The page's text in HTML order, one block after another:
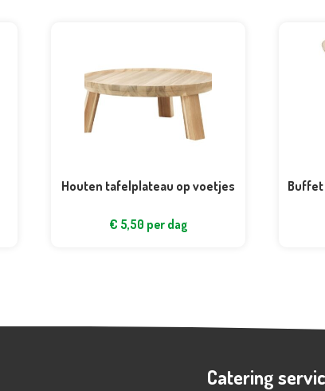
Houten tafelplateau op voetjes
€ 5,50 per dag
Buffet
Catering